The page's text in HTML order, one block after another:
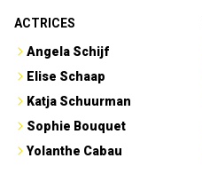
ACTRICES
Angela Schijf
Elise Schaap
Katja Schuurman
Sophie Bouquet
Yolanthe Cabau